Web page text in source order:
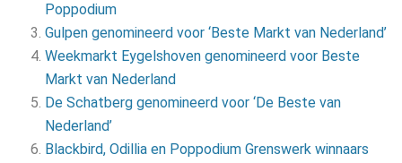
Poppodium
Gulpen genomineerd voor ‘Beste Markt van Nederland’
Weekmarkt Eygelshoven genomineerd voor Beste
Markt van Nederland
De Schatberg genomineerd voor ‘De Beste van
Nederland’
Blackbird, Odillia en Poppodium Grenswerk winnaars